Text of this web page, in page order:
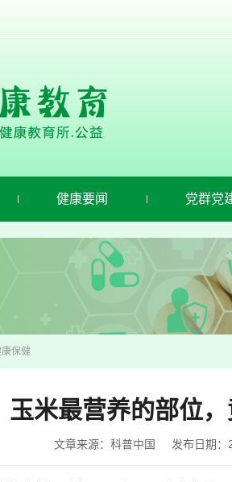
健康要闻 党群党
保健
玉米最营养的部位
文章来源：科普中国 发布日期：